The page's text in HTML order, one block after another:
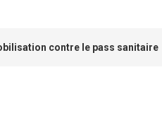
contre le pass sanitaire